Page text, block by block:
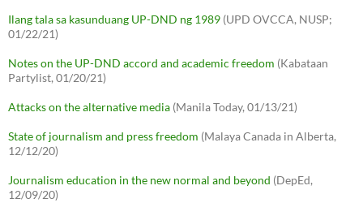
Ilang tala sa kasunduang UP-DND ng 1989 (UPD OVCCA, NUSP;
01/22/21)
Notes on the UP-DND accord and academic freedom (Kabataan
Partylist, 01/20/21)
Attacks on the alternative media (Manila Today, 01/13/21)
State of journalism and press freedom (Malaya Canada in Alberta,
12/12/20)
Journalism education in the new normal and beyond (DepEd,
12/09/20)